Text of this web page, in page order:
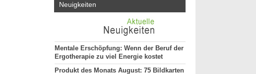
Neuigkeiten
Mentale Erschöpfung: Wenn der Beruf der
Ergotherapie zu viel Energie kostet
Produkt des Monats August: 75 Bildkarten